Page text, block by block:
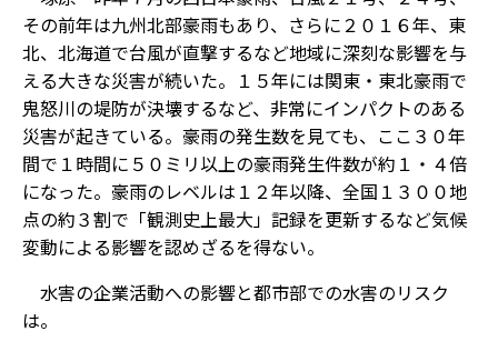
その前年は九州北部豪雨もあり、さらに２０１６年、東
北、北海道で台風が直撃するなど地域に深刻な影響を与
える大きな災害が続いた。１５年には関東・東北豪雨で
鬼怒川の堤防が決壊するなど、非常にインパクトのある
災害が起きている。豪雨の発生数を見ても、ここ３０年
間で１時間に５０ミリ以上の豪雨発生件数が約１・４倍
になった。豪雨のレベルは１２年以降、全国１３００地
点の約３割で「観測史上最大」記録を更新するなど気候
変動による影響を認めざるを得ない。
――水害の企業活動への影響と都市部での水害のリスク
は。